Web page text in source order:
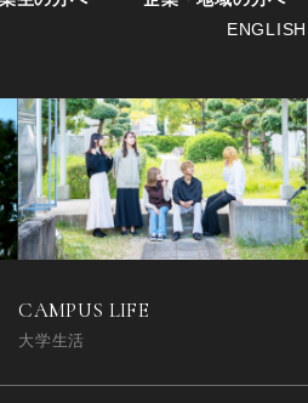
ENGLISH
CAMPUS LIFE
大学生活